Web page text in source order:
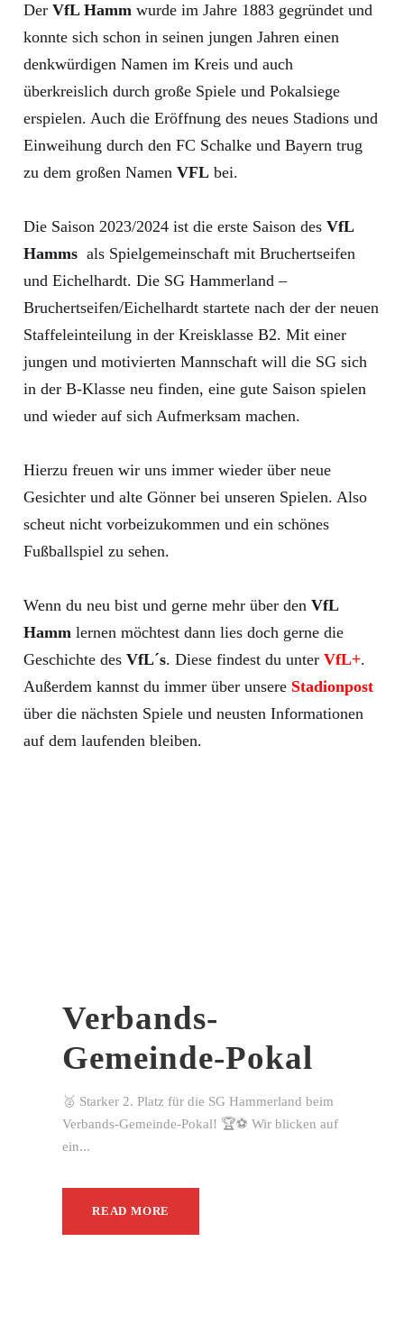
Der VfL Hamm wurde im Jahre 1883 gegründet und
konnte sich schon in seinen jungen Jahren einen
denkwürdigen Namen im Kreis und auch
überkreislich durch große Spiele und Pokalsiege
erspielen. Auch die Eröffnung des neues Stadions und
Einweihung durch den FC Schalke und Bayern trug
zu dem großen Namen VFL bei.
Die Saison 2023/2024 ist die erste Saison des VfL
Hamms als Spielgemeinschaft mit Bruchertseifen
und Eichelhardt. Die SG Hammerland –
Bruchertseifen/Eichelhardt startete nach der der neuen
Staffeleinteilung in der Kreisklasse B2. Mit einer
jungen und motivierten Mannschaft will die SG sich
in der B-Klasse neu finden, eine gute Saison spielen
und wieder auf sich Aufmerksam machen.
Hierzu freuen wir uns immer wieder über neue
Gesichter und alte Gönner bei unseren Spielen. Also
scheut nicht vorbeizukommen und ein schönes
Fußballspiel zu sehen.
Wenn du neu bist und gerne mehr über den VfL
Hamm lernen möchtest dann lies doch gerne die
Geschichte des VfL´s. Diese findest du unter VfL+.
Außerdem kannst du immer über unsere Stadionpost
über die nächsten Spiele und neusten Informationen
auf dem laufenden bleiben.
Verbands-
Gemeinde-Pokal
🥈 Starker 2. Platz für die SG Hammerland beim
Verbands-Gemeinde-Pokal! 🏆⚽ Wir blicken auf
ein...
READ MORE